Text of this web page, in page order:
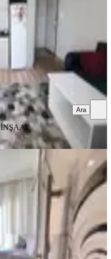
Mikail Barışık
Ara
Üniversite Civarı
Daire
Mahallesi
03.08.2026